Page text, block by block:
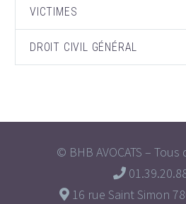
VICTIMES
DROIT CIVIL GÉNÉRAL
© BHB AVOCATS –
16 rue Saint Simon